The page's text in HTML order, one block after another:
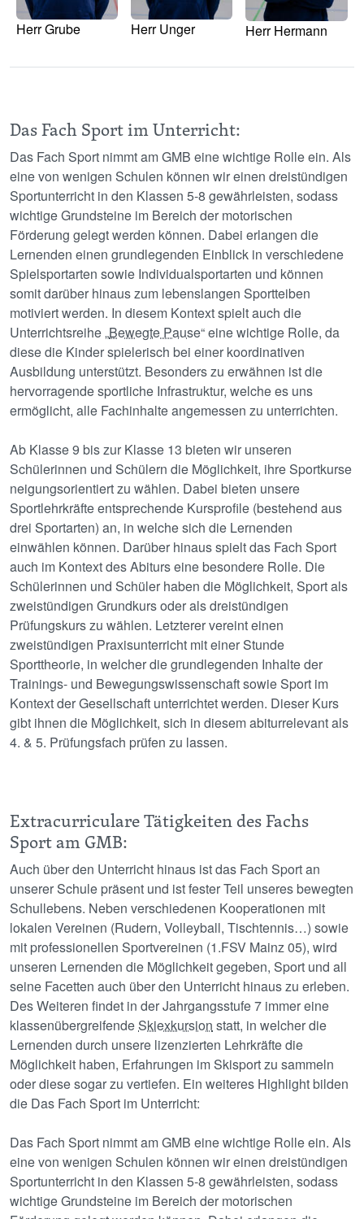
Herr Grube Herr Unger Herr Hermann
Das Fach Sport im Unterricht:
Das Fach Sport nimmt am GMB eine wichtige Rolle ein. Als
eine von wenigen Schulen können wir einen dreistündigen
Sportunterricht in den Klassen 5-8 gewährleisten, sodass
wichtige Grundsteine im Bereich der motorischen
Förderung gelegt werden können. Dabei erlangen die
Lernenden einen grundlegenden Einblick in verschiedene
Spielsportarten sowie Individualsportarten und können
somit darüber hinaus zum lebenslangen Sportteiben
motiviert werden. In diesem Kontext spielt auch die
Unterrichtsreihe „Bewegte Pause“ eine wichtige Rolle, da
diese die Kinder spielerisch bei einer koordinativen
Ausbildung unterstützt. Besonders zu erwähnen ist die
hervorragende sportliche Infrastruktur, welche es uns
ermöglicht, alle Fachinhalte angemessen zu unterrichten.
Ab Klasse 9 bis zur Klasse 13 bieten wir unseren
Schülerinnen und Schülern die Möglichkeit, ihre Sportkurse
neigungsorientiert zu wählen. Dabei bieten unsere
Sportlehrkräfte entsprechende Kursprofile (bestehend aus
drei Sportarten) an, in welche sich die Lernenden
einwählen können. Darüber hinaus spielt das Fach Sport
auch im Kontext des Abiturs eine besondere Rolle. Die
Schülerinnen und Schüler haben die Möglichkeit, Sport als
zweistündigen Grundkurs oder als dreistündigen
Prüfungskurs zu wählen. Letzterer vereint einen
zweistündigen Praxisunterricht mit einer Stunde
Sporttheorie, in welcher die grundlegenden Inhalte der
Trainings- und Bewegungswissenschaft sowie Sport im
Kontext der Gesellschaft unterrichtet werden. Dieser Kurs
gibt ihnen die Möglichkeit, sich in diesem abiturrelevant als
4. & 5. Prüfungsfach prüfen zu lassen.
Extracurriculare Tätigkeiten des Fachs
Sport am GMB:
Auch über den Unterricht hinaus ist das Fach Sport an
unserer Schule präsent und ist fester Teil unseres bewegten
Schullebens. Neben verschiedenen Kooperationen mit
lokalen Vereinen (Rudern, Volleyball, Tischtennis…) sowie
mit professionellen Sportvereinen (1.FSV Mainz 05), wird
unseren Lernenden die Möglichkeit gegeben, Sport und all
seine Facetten auch über den Unterricht hinaus zu erleben.
Des Weiteren findet in der Jahrgangsstufe 7 immer eine
klassenübergreifendeSkiexkursion statt, in welcher die
Lernenden durch unsere lizenzierten Lehrkräfte die
Möglichkeit haben, Erfahrungen im Skisport zu sammeln
oder diese sogar zu vertiefen. Ein weiteres Highlight bilden
die Das Fach Sport im Unterricht:
Das Fach Sport nimmt am GMB eine wichtige Rolle ein. Als
eine von wenigen Schulen können wir einen dreistündigen
Sportunterricht in den Klassen 5-8 gewährleisten, sodass
wichtige Grundsteine im Bereich der motorischen